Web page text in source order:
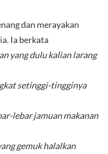
dan merayakan
Ia berkata
yang dulu kalian larang
setinggi-tingginya
lebar jamuan makanan
gemuk halalkan